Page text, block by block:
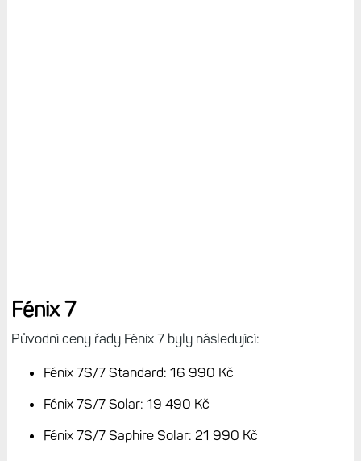
Fénix 7
Původní ceny řady Fénix 7 byly následující:
Fénix 7S/7 Standard: 16 990 Kč
Fénix 7S/7 Solar: 19 490 Kč
Fénix 7S/7 Saphire Solar: 21 990 Kč